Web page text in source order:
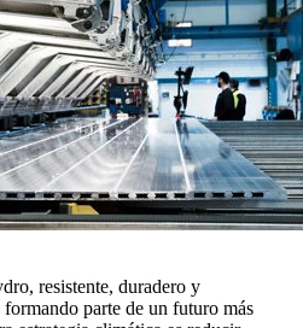
resistente, duradero y
parte de un futuro más